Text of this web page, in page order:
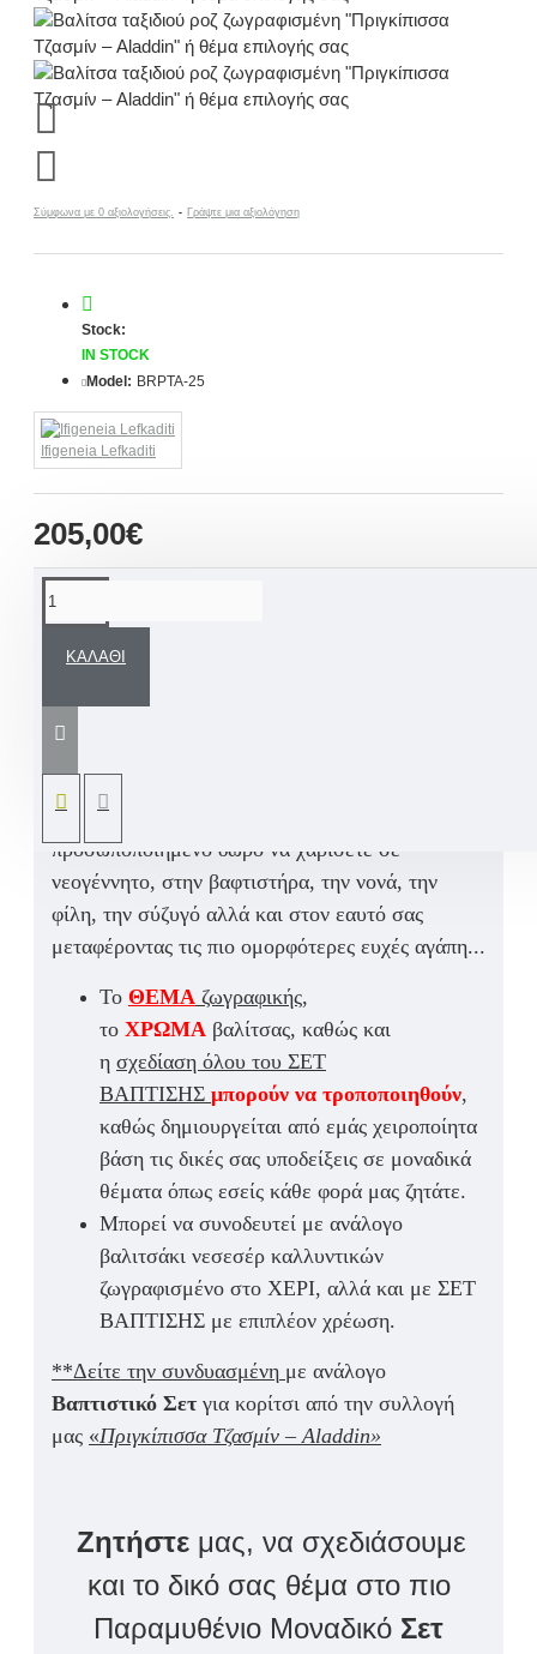
Σύμφωνα με 0 αξιολογήσεις. - Γράψτε μια αξιολόγηση
205,00€
Stock:
IN STOCK
Model: BRPTA-25
Ifigeneia Lefkaditi
ΚΑΛΆΘΙ
παραμυθένια βαλίτσα ταξιδιού με χειροποίητη
όνομα παιδιού.
προσωποποιημένο δώρο να χαρίσετε σε
νεογέννητο, στην βαφτιστήρα, την νονά, την
φίλη, την σύζυγό αλλά και στον εαυτό σας
μεταφέροντας τις πιο ομορφότερες ευχές αγάπη...
Το ΘΕΜΑ ζωγραφικής,
το ΧΡΩΜΑ βαλίτσας, καθώς και
η σχεδίαση όλου του ΣΕΤ
ΒΑΠΤΙΣΗΣ μπορούν να τροποποιηθούν,
καθώς δημιουργείται από εμάς χειροποίητα
βάση τις δικές σας υποδείξεις σε μοναδικά
θέματα όπως εσείς κάθε φορά μας ζητάτε.
Μπορεί να συνοδευτεί με ανάλογο
βαλιτσάκι νεσεσέρ καλλυντικών
ζωγραφισμένο στο ΧΕΡΙ, αλλά και με ΣΕΤ
ΒΑΠΤΙΣΗΣ με επιπλέον χρέωση.
**Δείτε την συνδυασμένη με ανάλογο
Βαπτιστικό Σετ για κορίτσι από την συλλογή
μας «Πριγκίπισσα Τζασμίν – Aladdin»
Ζητήστε μας, να σχεδιάσουμε
και το δικό σας θέμα στο πιο
Παραμυθένιο Μοναδικό Σετ